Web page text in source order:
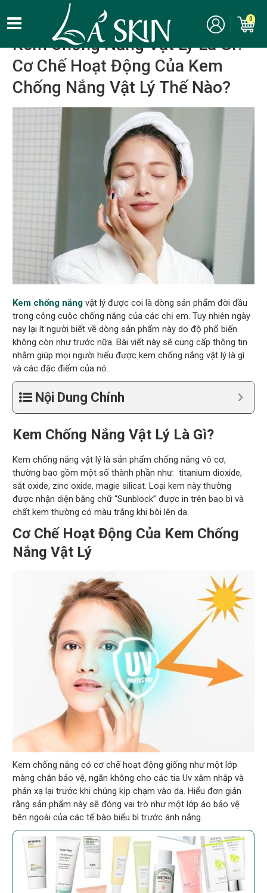
0
Kinh nghiệm, bí quyết làm đẹp Chống nắng
Kem Chống Nắng Vật Lý Là Gì?
Cơ Chế Hoạt Động Của Kem
Chống Nắng Vật Lý Thế Nào?
Kem chống nắng vật lý được coi là dòng sản phẩm đời đầu
trong công cuộc chống nắng của các chị em. Tuy nhiên ngày
nay lại ít người biết về dòng sản phẩm này do độ phổ biến
không còn như trước nữa. Bài viết này sẽ cung cấp thông tin
nhằm giúp mọi người hiểu được kem chống nắng vật lý là gì
và các đặc điểm của nó.
Nội Dung Chính
Kem Chống Nắng Vật Lý Là Gì?
Kem chống nắng vật lý là sản phẩm chống nắng vô cơ,
thường bao gồm một số thành phần như: titanium dioxide,
sắt oxide, zinc oxide, magie silicat. Loại kem này thường
được nhận diện bằng chữ “Sunblock” được in trên bao bì và
chất kem thường có màu trắng khi bôi lên da.
Cơ Chế Hoạt Động Của Kem Chống
Nắng Vật Lý
Kem chống nắng có cơ chế hoạt động giống như một lớp
màng chắn bảo vệ, ngăn không cho các tia Uv xâm nhập và
phản xạ lại trước khi chúng kịp chạm vào da. Hiểu đơn giản
rằng sản phẩm này sẽ đóng vai trò như một lớp áo bảo vệ
bên ngoài của các tế bào biểu bì trước ánh nắng.